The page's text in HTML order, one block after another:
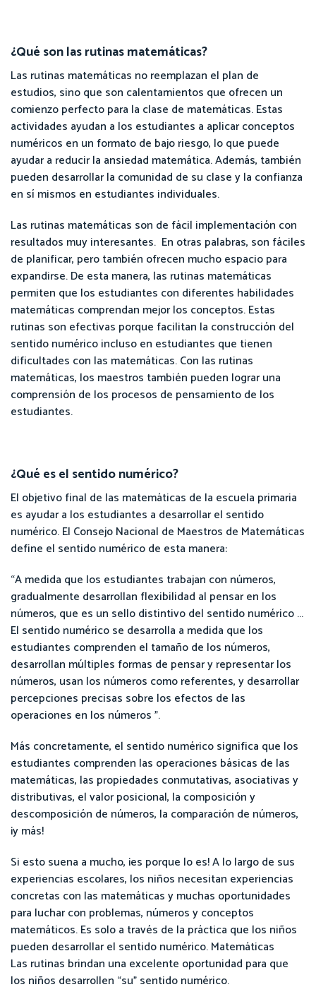
¿Qué son las rutinas matemáticas?
Las rutinas matemáticas no reemplazan el plan de
estudios, sino que son calentamientos que ofrecen un
comienzo perfecto para la clase de matemáticas. Estas
actividades ayudan a los estudiantes a aplicar conceptos
numéricos en un formato de bajo riesgo, lo que puede
ayudar a reducir la ansiedad matemática. Además, también
pueden desarrollar la comunidad de su clase y la confianza
en sí mismos en estudiantes individuales.
Las rutinas matemáticas son de fácil implementación con
resultados muy interesantes. En otras palabras, son fáciles
de planificar, pero también ofrecen mucho espacio para
expandirse. De esta manera, las rutinas matemáticas
permiten que los estudiantes con diferentes habilidades
matemáticas comprendan mejor los conceptos. Estas
rutinas son efectivas porque facilitan la construcción del
sentido numérico incluso en estudiantes que tienen
dificultades con las matemáticas. Con las rutinas
matemáticas, los maestros también pueden lograr una
comprensión de los procesos de pensamiento de los
estudiantes.
¿Qué es el sentido numérico?
El objetivo final de las matemáticas de la escuela primaria
es ayudar a los estudiantes a desarrollar el sentido
numérico. El Consejo Nacional de Maestros de Matemáticas
define el sentido numérico de esta manera:
“A medida que los estudiantes trabajan con números,
gradualmente desarrollan flexibilidad al pensar en los
números, que es un sello distintivo del sentido numérico ...
El sentido numérico se desarrolla a medida que los
estudiantes comprenden el tamaño de los números,
desarrollan múltiples formas de pensar y representar los
números, usan los números como referentes, y desarrollar
percepciones precisas sobre los efectos de las
operaciones en los números ".
Más concretamente, el sentido numérico significa que los
estudiantes comprenden las operaciones básicas de las
matemáticas, las propiedades conmutativas, asociativas y
distributivas, el valor posicional, la composición y
descomposición de números, la comparación de números,
¡y más!
Si esto suena a mucho, ¡es porque lo es! A lo largo de sus
experiencias escolares, los niños necesitan experiencias
concretas con las matemáticas y muchas oportunidades
para luchar con problemas, números y conceptos
matemáticos. Es solo a través de la práctica que los niños
pueden desarrollar el sentido numérico. Matemáticas
Las rutinas brindan una excelente oportunidad para que
los niños desarrollen “su” sentido numérico.